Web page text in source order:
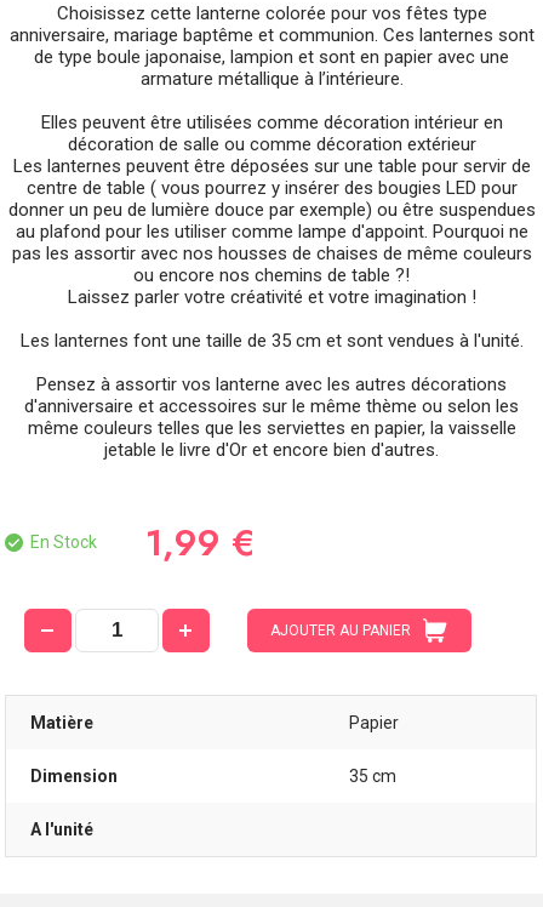
Choisissez cette lanterne colorée pour vos fêtes type
anniversaire, mariage baptême et communion. Ces lanternes sont
de type boule japonaise, lampion et sont en papier avec une
armature métallique à l’intérieure.
Elles peuvent être utilisées comme décoration intérieur en
décoration de salle ou comme décoration extérieur
Les lanternes peuvent être déposées sur une table pour servir de
centre de table ( vous pourrez y insérer des bougies LED pour
donner un peu de lumière douce par exemple) ou être suspendues
au plafond pour les utiliser comme lampe d'appoint. Pourquoi ne
pas les assortir avec nos housses de chaises de même couleurs
ou encore nos chemins de table ?!
Laissez parler votre créativité et votre imagination !
Les lanternes font une taille de 35 cm et sont vendues à l'unité.
Pensez à assortir vos lanterne avec les autres décorations
d'anniversaire et accessoires sur le même thème ou selon les
même couleurs telles que les serviettes en papier, la vaisselle
jetable le livre d'Or et encore bien d'autres.
En Stock 1,99 €
AJOUTER AU PANIER
Matière Papier
Dimension 35 cm
A l'unité